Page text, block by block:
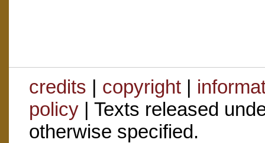
credits | copyright|
policy| Texts released
otherwise specified.